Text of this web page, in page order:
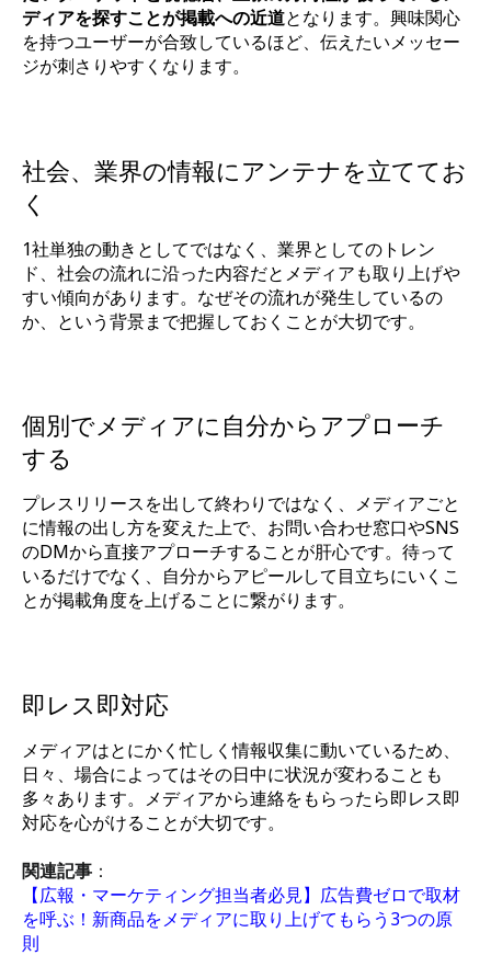
ディアを探すことが掲載への近道となります。興味関心
を持つユーザーが合致しているほど、伝えたいメッセー
ジが刺さりやすくなります。
社会、業界の情報にアンテナを立ててお
く
1社単独の動きとしてではなく、業界としてのトレン
ド、社会の流れに沿った内容だとメディアも取り上げや
すい傾向があります。なぜその流れが発生しているの
か、という背景まで把握しておくことが大切です。
個別でメディアに自分からアプローチ
する
プレスリリースを出して終わりではなく、メディアごと
に情報の出し方を変えた上で、お問い合わせ窓口やSNS
のDMから直接アプローチすることが肝心です。待って
いるだけでなく、自分からアピールして目立ちにいくこ
とが掲載角度を上げることに繋がります。
即レス即対応
メディアはとにかく忙しく情報収集に動いているため、
日々、場合によってはその日中に状況が変わることも
多々あります。メディアから連絡をもらったら即レス即
対応を心がけることが大切です。
関連記事 ：
【広報・マーケティング担当者必見】広告費ゼロで取材
を呼ぶ！新商品をメディアに取り上げてもらう3つの原
則